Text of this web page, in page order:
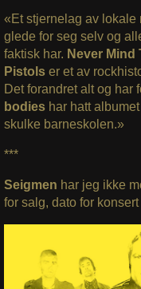
«Et stjernelag av lokale
glede for seg selv og
faktisk har. Never Mind
Pistols er et av
Det forandret alt og har
bodies har hatt
skulke barneskolen.»
***
Seigmen har jeg ikke
for salg, dato for